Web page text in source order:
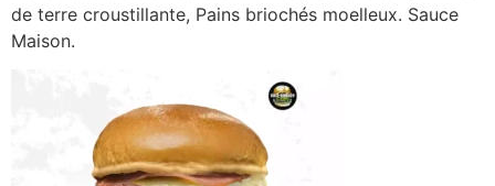
de terre croustillante, Pains briochés moelleux. Sauce
Maison.